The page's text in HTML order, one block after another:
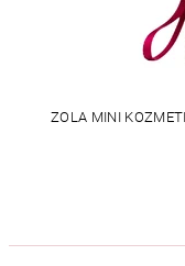
ZOLA MINI